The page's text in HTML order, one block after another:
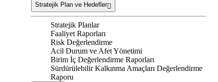
Stratejik Plan ve Hedefler
Stratejik Planlar
Faaliyet Raporları
Risk Değerlendirme
Acil Durum ve Afet Yönetimi
Birim İç Değerlendirme Raporları
Sürdürülebilir Kalkınma Amaçları Değerlendirme
Raporu